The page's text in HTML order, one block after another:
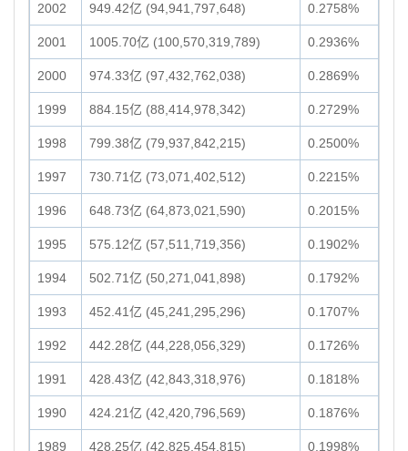
2002 949.42亿 (94,941,797,648) 0.2758%
2001 1005.70亿 (100,570,319,789) 0.2936%
2000 974.33亿 (97,432,762,038) 0.2869%
1999 884.15亿 (88,414,978,342) 0.2729%
1998 799.38亿 (79,937,842,215) 0.2500%
1997 730.71亿 (73,071,402,512) 0.2215%
1996 648.73亿 (64,873,021,590) 0.2015%
1995 575.12亿 (57,511,719,356) 0.1902%
1994 502.71亿 (50,271,041,898) 0.1792%
1993 452.41亿 (45,241,295,296) 0.1707%
1992 442.28亿 (44,228,056,329) 0.1726%
1991 428.43亿 (42,843,318,976) 0.1818%
1990 424.21亿 (42,420,796,569) 0.1876%
1989 428.25亿 (42,825,454,815) 0.1998%